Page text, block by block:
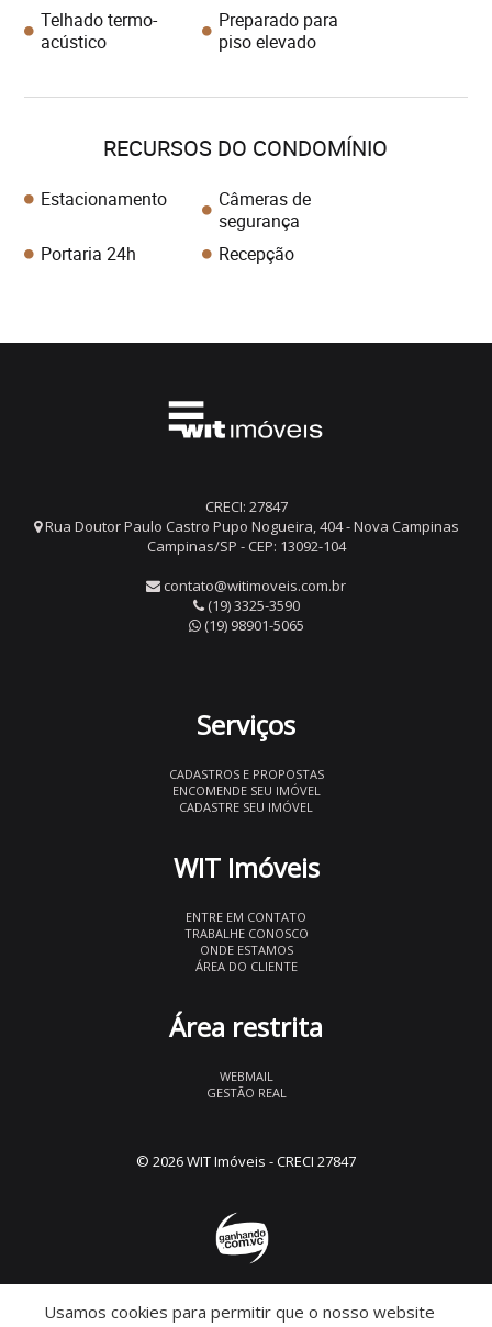
Telhado termo-
acústico
Preparado para
piso elevado
RECURSOS DO CONDOMÍNIO
Estacionamento
Câmeras de
segurança
Portaria 24h
Recepção
CRECI: 27847
Rua Doutor Paulo Castro Pupo Nogueira, 404 - Nova Campinas
Campinas/SP - CEP: 13092-104
contato@witimoveis.com.br
(19) 3325-3590
(19) 98901-5065
Serviços
CADASTROS E PROPOSTAS
ENCOMENDE SEU IMÓVEL
CADASTRE SEU IMÓVEL
WIT Imóveis
ENTRE EM CONTATO
TRABALHE CONOSCO
ONDE ESTAMOS
ÁREA DO CLIENTE
Área restrita
WEBMAIL
GESTÃO REAL
© 2026 WIT Imóveis - CRECI 27847
Descomplicado por:
Usamos cookies para permitir que o nosso website